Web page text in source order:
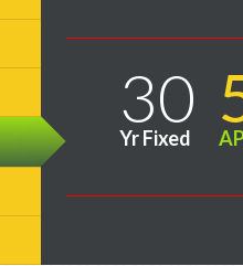
30
Yr Fixed